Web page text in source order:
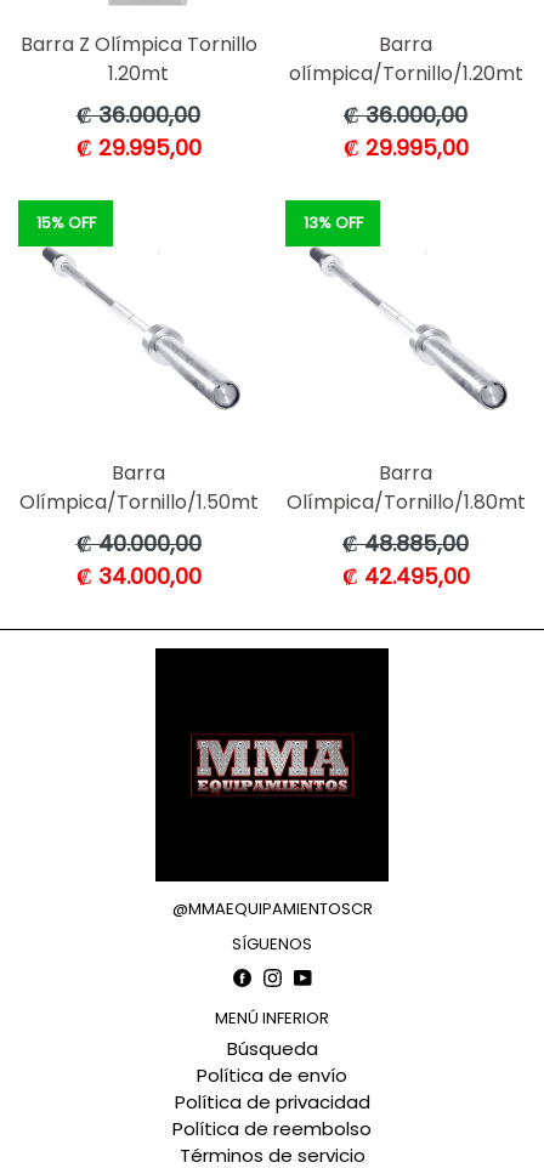
Barra Z Olímpica Tornillo
1.20mt
Precio
habitual
₡ 36.000,00
₡ 29.995,00
Barra
olímpica/Tornillo/1.20mt
Precio
habitual
₡ 36.000,00
₡ 29.995,00
15% OFF
Barra
Olímpica/Tornillo/1.50mt
Precio
habitual
₡ 40.000,00
₡ 34.000,00
13% OFF
Barra
Olímpica/Tornillo/1.80mt
Precio
habitual
₡ 48.885,00
₡ 42.495,00
@MMAEQUIPAMIENTOSCR
SÍGUENOS
Facebook
Instagram
YouTube
MENÚ INFERIOR
Búsqueda
Política de envío
Política de privacidad
Política de reembolso
Términos de servicio